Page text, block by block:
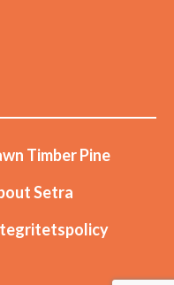
Timber Pine
Setra